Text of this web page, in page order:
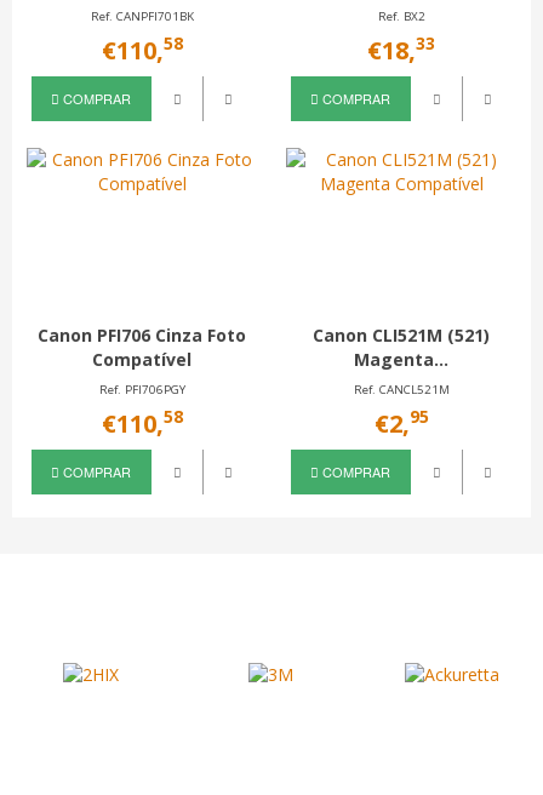
Ref. CANPFI701BK
€110,58
COMPRAR
Ref. BX2
€18,33
COMPRAR
Canon PFI706 Cinza Foto
Compatível
Ref. PFI706PGY
€110,58
COMPRAR
Canon CLI521M (521)
Magenta...
Ref. CANCL521M
€2,95
COMPRAR